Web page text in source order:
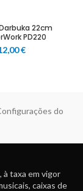
22cm
PD220
€
do
à taxa em vigor
caixas de